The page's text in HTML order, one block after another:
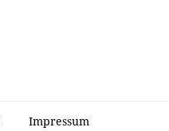
Impressum